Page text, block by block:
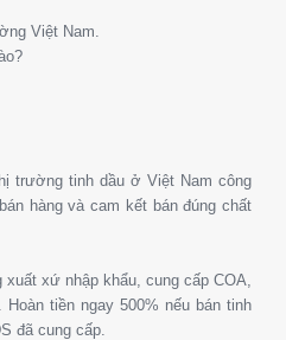
Việt Nam.
trường tinh dầu ở Việt Nam công
hàng và cam kết bán đúng chất
xứ nhập khẩu, cung cấp COA,
tiền ngay 500% nếu bán tinh
đã cung cấp.